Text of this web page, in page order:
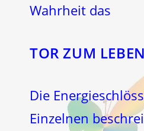
Wahrheit das
TOR ZUM
Die
Einzelnen